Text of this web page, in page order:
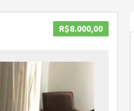
R$8.000,00